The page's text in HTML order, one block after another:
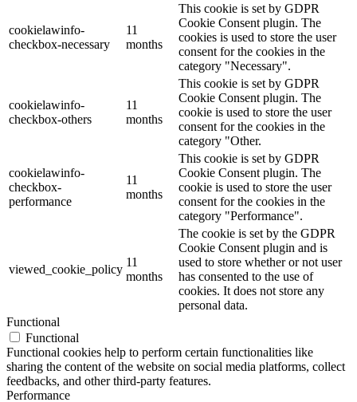
cookielawinfo-
checkbox-necessary
11
months
This cookie is set by GDPR
Cookie Consent plugin. The
cookies is used to store the user
consent for the cookies in the
category "Necessary".
cookielawinfo-
checkbox-others
11
months
This cookie is set by GDPR
Cookie Consent plugin. The
cookie is used to store the user
consent for the cookies in the
category "Other.
cookielawinfo-
checkbox-
performance
11
months
This cookie is set by GDPR
Cookie Consent plugin. The
cookie is used to store the user
consent for the cookies in the
category "Performance".
viewed_cookie_policy
11
months
The cookie is set by the GDPR
Cookie Consent plugin and is
used to store whether or not user
has consented to the use of
cookies. It does not store any
personal data.
Functional
Functional
Functional cookies help to perform certain functionalities like
sharing the content of the website on social media platforms, collect
feedbacks, and other third-party features.
Performance